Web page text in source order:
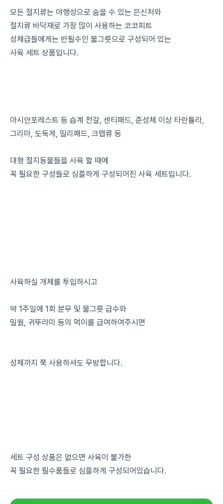
모든 절지류는 야행성으로 숨을 수 있는 은신처와
절지류 바닥재로 가장 많이 사용하는 코코피트
성체급들에게는 반필수인 물그릇으로 구성되어 있는
사육 세트 상품입니다.
아시안포레스트 등 습계 전갈, 센티패드, 준성체 이상 타란튤라,
그리마, 도둑게, 밀리패드, 크랩류 등
대형 절지동물들을 사육 할 때에
꼭 필요한 구성들로 심플하게 구성되어진 사육 세트입니다.
사육하실 개체를 투입하시고
약 1주일에 1회 분무 및 물그릇 급수와
밀웜, 귀뚜라미 등의 먹이를 급여하여주시면
성체까지 쭉 사용하셔도 무방합니다.
세트 구성 상품은 없으면 사육이 불가한
꼭 필요한 필수품들로 심플하게 구성되어있습니다.